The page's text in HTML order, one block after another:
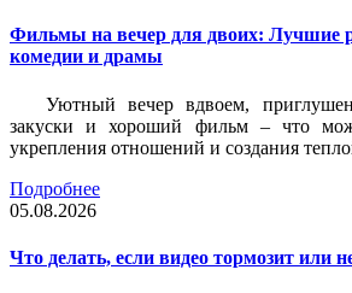
Фильмы на вечер для двоих: Лучшие
комедии и драмы
Уютный вечер вдвоем,
закуски и хороший фильм – что
укрепления отношений и создания
Подробнее
05.08.2026
Что делать, если видео тормозит или